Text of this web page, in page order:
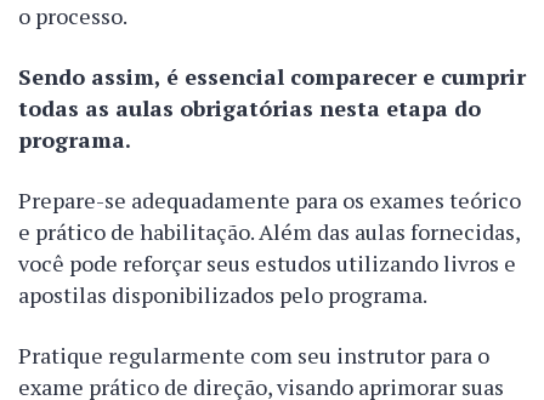
o processo.
Sendo assim, é essencial comparecer e cumprir
todas as aulas obrigatórias nesta etapa do
programa.
Prepare-se adequadamente para os exames teórico
e prático de habilitação. Além das aulas fornecidas,
você pode reforçar seus estudos utilizando livros e
apostilas disponibilizados pelo programa.
Pratique regularmente com seu instrutor para o
exame prático de direção, visando aprimorar suas